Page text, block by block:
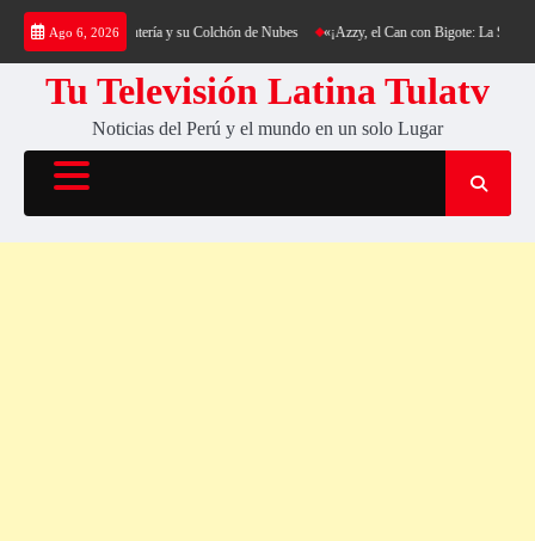
Saltar
contenido
Ago 6, 2026
al Cerro Cantería y su Colchón de Nubes «¡Azzy, el Can con Bigote: La Sensación
Tu Televisión Latina Tulatv
Noticias del Perú y el mundo en un solo Lugar